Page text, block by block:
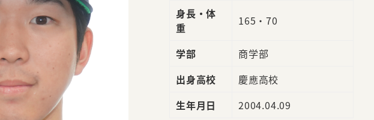
身長・体
重
165・70
学部
商学部
出身高校
慶應高校
生年月日
2004.04.09